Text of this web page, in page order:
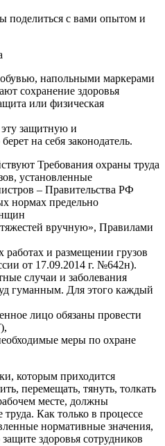
поделиться с вами опытом и
напольными маркерами
сохранение здоровья
или физическая
эту защитную и
на себя законодатель.
Требования охраны труда
установленные
– Правительства РФ
нормах предельно
вручную», Правилами
работах и размещении грузов
от 17.09.2014 г. №642н).
случаи и заболевания
гуманным. Для этого каждый
лицо обязаны провести
меры по охране
которым приходится
перемещать, тянуть, толкать
месте, должны
Как только в процессе
нормативные значения,
здоровья сотрудников